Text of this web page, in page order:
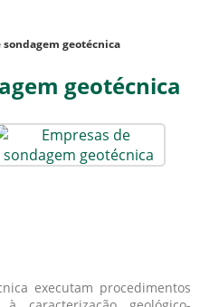
sondagem geotécnica
geotécnica
executam procedimentos